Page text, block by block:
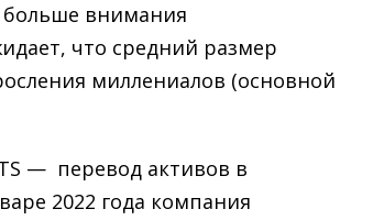
больше внимания
что средний размер
миллениалов (основной
— перевод активов в
2022 года компания